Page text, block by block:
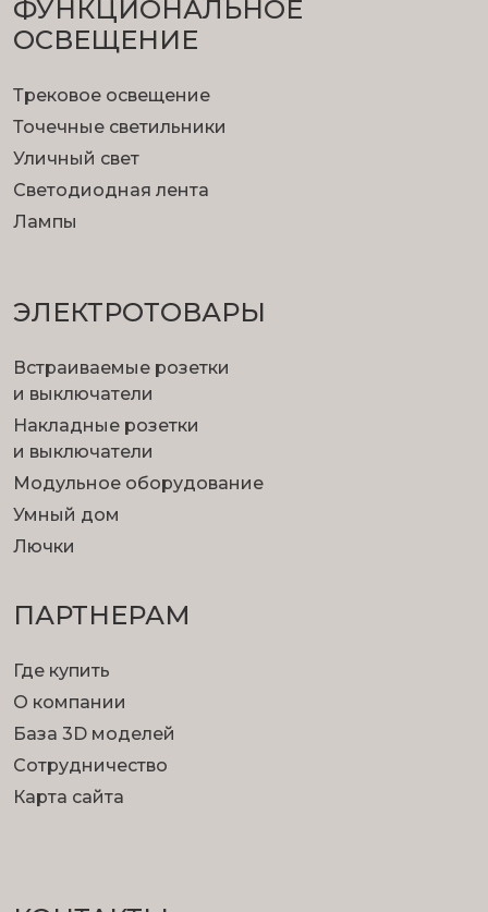
ФУНКЦИОНА­ЛЬНОЕ
ОСВЕЩЕНИЕ
Трековое освещение
Точечные светильники
Уличный свет
Светодиодная лента
Лампы
ЭЛЕКТРОТОВАРЫ
Встраиваемые розетки
и выключатели
Накладные розетки
и выключатели
Модульное оборудование
Умный дом
Лючки
ПАРТНЕРАМ
Где купить
О компании
База 3D моделей
Сотрудничество
Карта сайта